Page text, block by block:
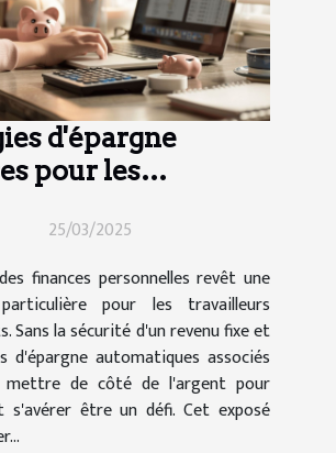
d'épargne
pour les
25/03/2025
finances personnelles revêt une
pour les travailleurs
Sans la sécurité d'un revenu fixe et
d'épargne automatiques associés
mettre de côté de l'argent pour
s'avérer être un défi. Cet exposé